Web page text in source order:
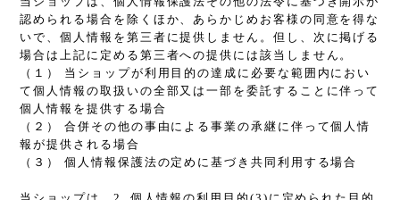
認められる場合を除くほか、あらかじめお客様の同意を得な
いで、個人情報を第三者に提供しません。但し、次に掲げる
場合は上記に定める第三者への提供には該当しません。
（１） 当ショップが利用目的の達成に必要な範囲内におい
て個人情報の取扱いの全部又は一部を委託することに伴って
個人情報を提供する場合
（２） 合併その他の事由による事業の承継に伴って個人情
報が提供される場合
（３） 個人情報保護法の定めに基づき共同利用する場合